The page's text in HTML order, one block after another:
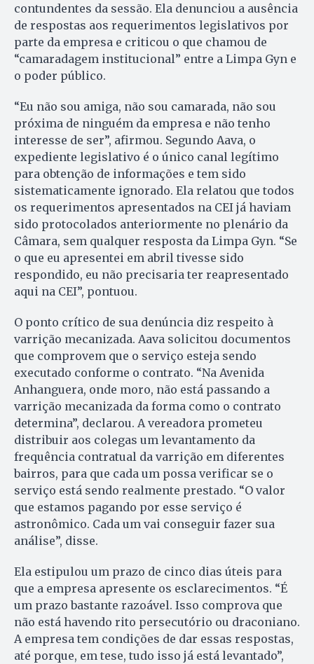
contundentes da sessão. Ela denunciou a ausência
de respostas aos requerimentos legislativos por
parte da empresa e criticou o que chamou de
“camaradagem institucional” entre a Limpa Gyn e
o poder público.
“Eu não sou amiga, não sou camarada, não sou
próxima de ninguém da empresa e não tenho
interesse de ser”, afirmou. Segundo Aava, o
expediente legislativo é o único canal legítimo
para obtenção de informações e tem sido
sistematicamente ignorado. Ela relatou que todos
os requerimentos apresentados na CEI já haviam
sido protocolados anteriormente no plenário da
Câmara, sem qualquer resposta da Limpa Gyn. “Se
o que eu apresentei em abril tivesse sido
respondido, eu não precisaria ter reapresentado
aqui na CEI”, pontuou.
O ponto crítico de sua denúncia diz respeito à
varrição mecanizada. Aava solicitou documentos
que comprovem que o serviço esteja sendo
executado conforme o contrato. “Na Avenida
Anhanguera, onde moro, não está passando a
varrição mecanizada da forma como o contrato
determina”, declarou. A vereadora prometeu
distribuir aos colegas um levantamento da
frequência contratual da varrição em diferentes
bairros, para que cada um possa verificar se o
serviço está sendo realmente prestado. “O valor
que estamos pagando por esse serviço é
astronômico. Cada um vai conseguir fazer sua
análise”, disse.
Ela estipulou um prazo de cinco dias úteis para
que a empresa apresente os esclarecimentos. “É
um prazo bastante razoável. Isso comprova que
não está havendo rito persecutório ou draconiano.
A empresa tem condições de dar essas respostas,
até porque, em tese, tudo isso já está levantado”,